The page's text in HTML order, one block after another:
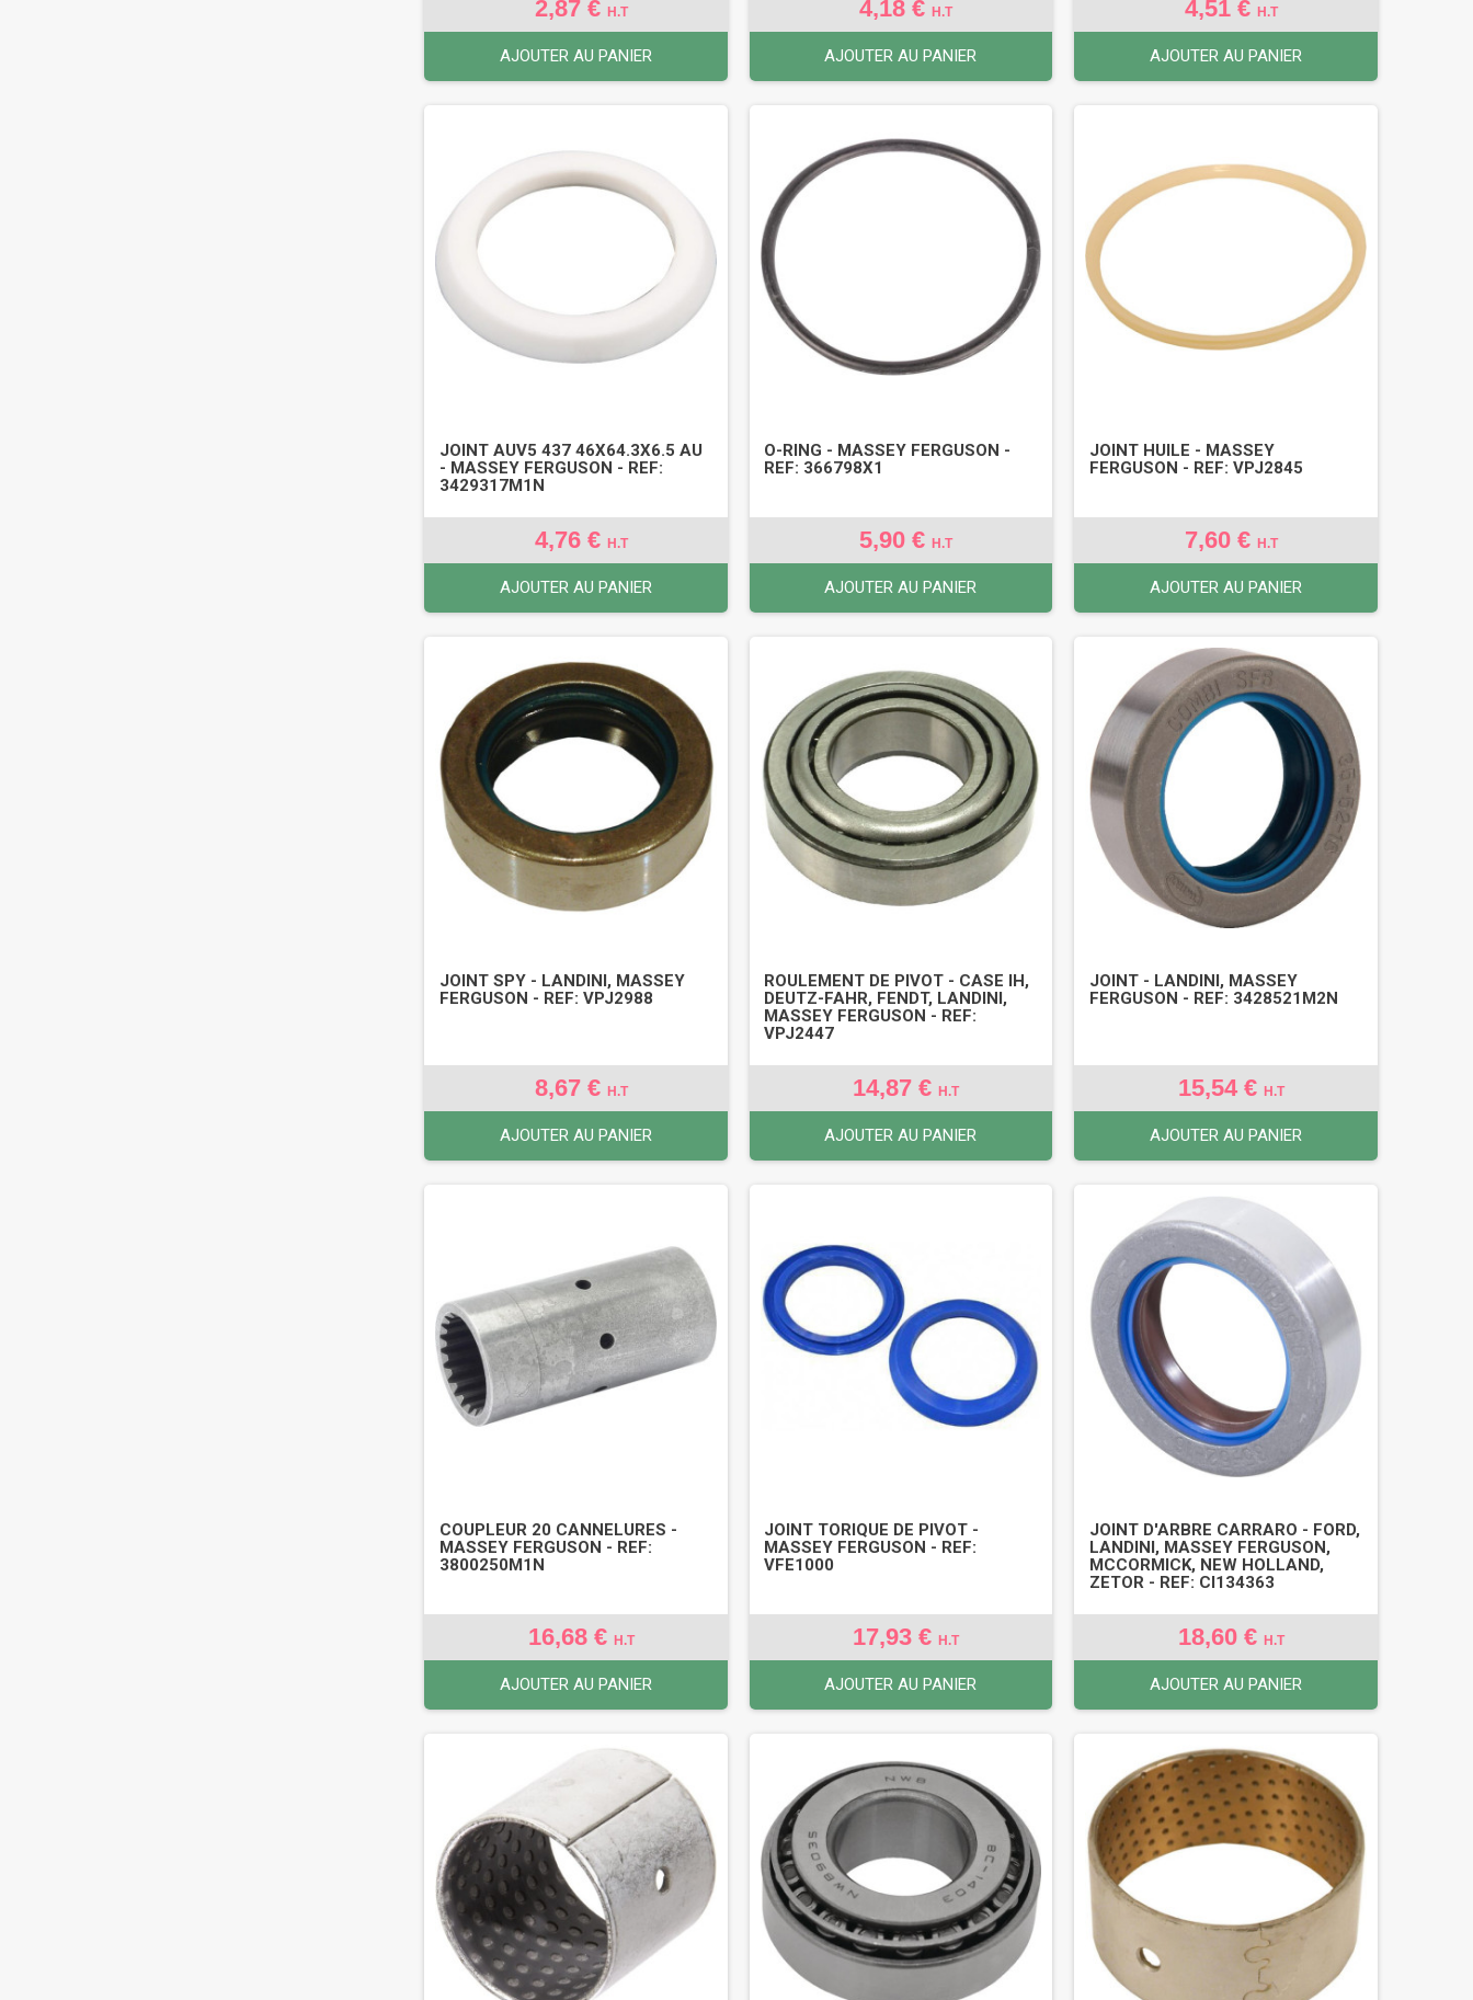
2,87 € H.T
AJOUTER AU PANIER
4,18 €H.T
AJOUTER AU PANIER
4,51 €H.T
AJOUTER AU PANIER
JOINT AUV5 437 46X64.3X6.5 AU
- MASSEY FERGUSON - REF:
3429317M1N
4,76 € H.T
AJOUTER AU PANIER
O-RING - MASSEY FERGUSON -
REF: 366798X1
5,90 €H.T
AJOUTER AU PANIER
JOINT HUILE - MASSEY
FERGUSON - REF: VPJ2845
7,60 €H.T
AJOUTER AU PANIER
JOINT SPY - LANDINI, MASSEY
FERGUSON - REF: VPJ2988
8,67 € H.T
AJOUTER AU PANIER
ROULEMENT DE PIVOT - CASE IH,
DEUTZ-FAHR, FENDT, LANDINI,
MASSEY FERGUSON - REF:
VPJ2447
14,87 €H.T
AJOUTER AU PANIER
JOINT - LANDINI, MASSEY
FERGUSON - REF: 3428521M2N
15,54 €H.T
AJOUTER AU PANIER
COUPLEUR 20 CANNELURES -
MASSEY FERGUSON - REF:
3800250M1N
16,68 € H.T
AJOUTER AU PANIER
JOINT TORIQUE DE PIVOT -
MASSEY FERGUSON - REF:
VFE1000
17,93 €H.T
AJOUTER AU PANIER
JOINT D'ARBRE CARRARO - FORD,
LANDINI, MASSEY FERGUSON,
MCCORMICK, NEW HOLLAND,
ZETOR - REF: CI134363
18,60 €H.T
AJOUTER AU PANIER